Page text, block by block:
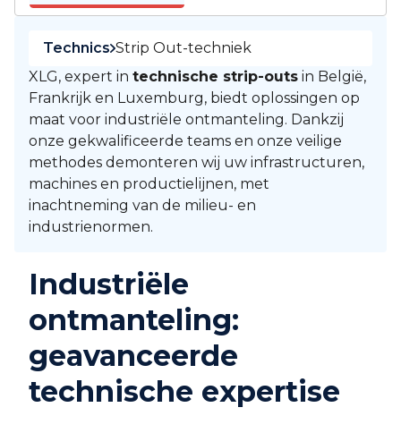
Technics Strip Out-techniek
XLG, expert in technische strip-outs in België,
Frankrijk en Luxemburg, biedt oplossingen op
maat voor industriële ontmanteling. Dankzij
onze gekwalificeerde teams en onze veilige
methodes demonteren wij uw infrastructuren,
machines en productielijnen, met
inachtneming van de milieu- en
industrienormen.
Industriële
ontmanteling:
geavanceerde
technische expertise